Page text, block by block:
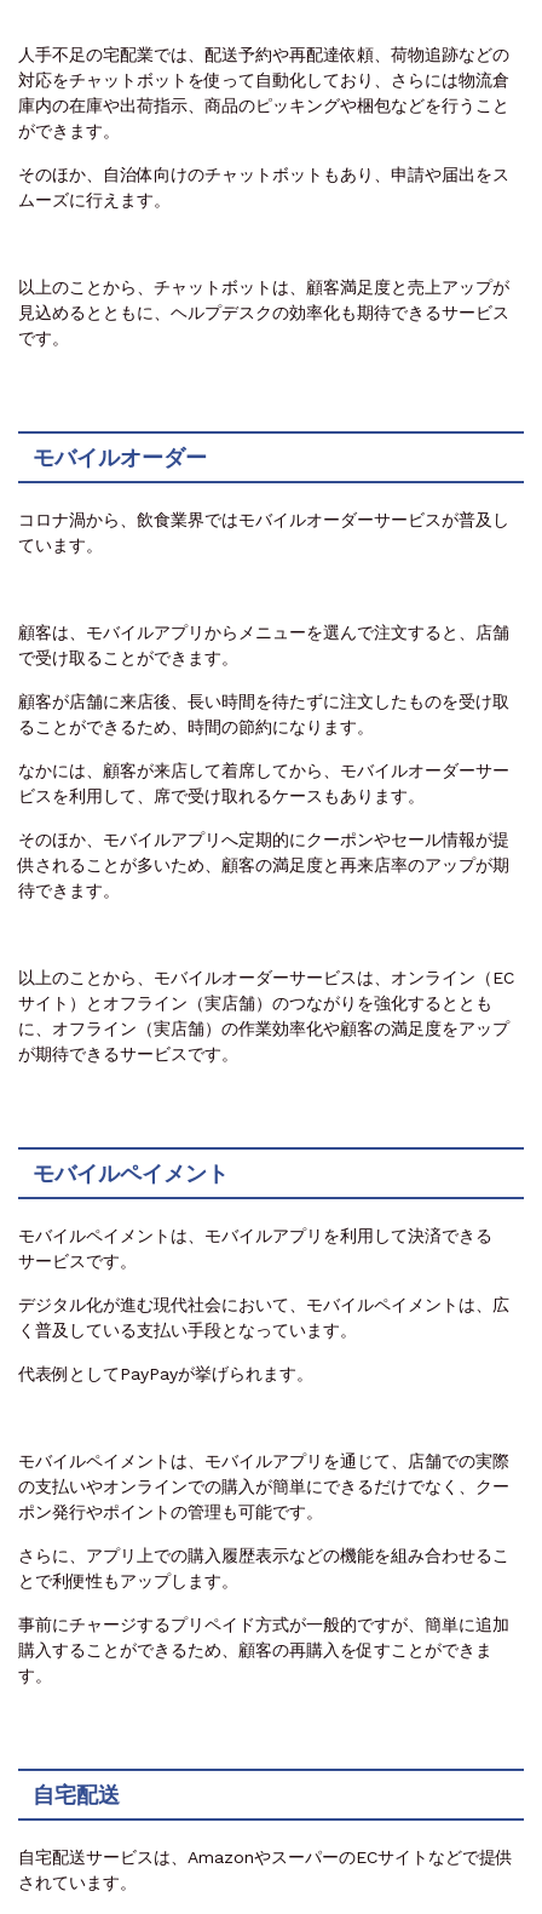
人手不足の宅配業では、配送予約や再配達依頼、荷物追跡などの
対応をチャットボットを使って自動化しており、さらには物流倉
庫内の在庫や出荷指示、商品のピッキングや梱包などを行うこと
ができます。
そのほか、自治体向けのチャットボットもあり、申請や届出をス
ムーズに行えます。
以上のことから、チャットボットは、顧客満足度と売上アップが
見込めるとともに、ヘルプデスクの効率化も期待できるサービス
です。
モバイルオーダー
コロナ渦から、飲食業界ではモバイルオーダーサービスが普及し
ています。
顧客は、モバイルアプリからメニューを選んで注文すると、店舗
で受け取ることができます。
顧客が店舗に来店後、長い時間を待たずに注文したものを受け取
ることができるため、時間の節約になります。
なかには、顧客が来店して着席してから、モバイルオーダーサー
ビスを利用して、席で受け取れるケースもあります。
そのほか、モバイルアプリへ定期的にクーポンやセール情報が提
供されることが多いため、顧客の満足度と再来店率のアップが期
待できます。
以上のことから、モバイルオーダーサービスは、オンライン（EC
サイト）とオフライン（実店舗）のつながりを強化するととも
に、オフライン（実店舗）の作業効率化や顧客の満足度をアップ
が期待できるサービスです。
モバイルペイメント
モバイルペイメントは、モバイルアプリを利用して決済できる
サービスです。
デジタル化が進む現代社会において、モバイルペイメントは、広
く普及している支払い手段となっています。
代表例としてPayPayが挙げられます。
モバイルペイメントは、モバイルアプリを通じて、店舗での実際
の支払いやオンラインでの購入が簡単にできるだけでなく、クー
ポン発行やポイントの管理も可能です。
さらに、アプリ上での購入履歴表示などの機能を組み合わせるこ
とで利便性もアップします。
事前にチャージするプリペイド方式が一般的ですが、簡単に追加
購入することができるため、顧客の再購入を促すことができま
す。
自宅配送
自宅配送サービスは、AmazonやスーパーのECサイトなどで提供
されています。